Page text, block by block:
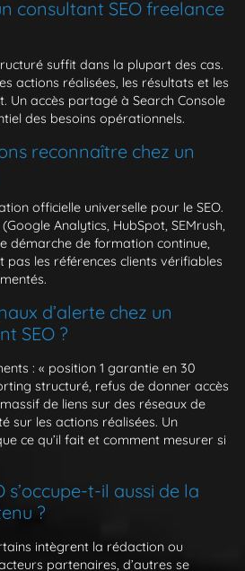
consultant SEO freelance
suffit dans la plupart des cas.
actions réalisées, les résultats et les
Un accès partagé à Search Console
des besoins opérationnels.
reconnaître chez un
officielle universelle pour le SEO.
Analytics, HubSpot, SEMrush,
démarche de formation continue,
pas les références clients vérifiables
d’alerte chez un
SEO ?
: « position 1 garantie en 30
structuré, refus de donner accès
de liens sur des réseaux de
sur les actions réalisées. Un
ce qu’il fait et comment mesurer si
s’occupe-t-il aussi de la
?
intègrent la rédaction ou
partenaires, d’autres se